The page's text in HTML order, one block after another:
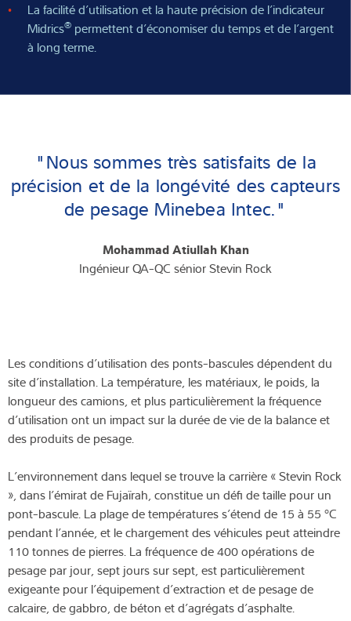
La facilité d’utilisation et la haute précision de l’indicateur
Midrics® permettent d’économiser du temps et de l’argent
à long terme.
"Nous sommes très satisfaits de la
précision et de la longévité des capteurs
de pesage Minebea Intec."
Mohammad Atiullah Khan
Ingénieur QA-QC sénior Stevin Rock
Les conditions d’utilisation des ponts-bascules dépendent du
site d’installation. La température, les matériaux, le poids, la
longueur des camions, et plus particulièrement la fréquence
d’utilisation ont un impact sur la durée de vie de la balance et
des produits de pesage.
L’environnement dans lequel se trouve la carrière « Stevin Rock
», dans l’émirat de Fujaïrah, constitue un défi de taille pour un
pont-bascule. La plage de températures s’étend de 15 à 55 °C
pendant l’année, et le chargement des véhicules peut atteindre
110 tonnes de pierres. La fréquence de 400 opérations de
pesage par jour, sept jours sur sept, est particulièrement
exigeante pour l’équipement d’extraction et de pesage de
calcaire, de gabbro, de béton et d’agrégats d’asphalte.